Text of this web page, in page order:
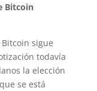
Bitcoin
sigue
todavía
la elección
se está